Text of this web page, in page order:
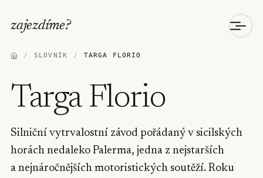
zajezdíme?
/ SLOVNÍK / TARGA FLORIO
Targa Florio
Silniční vytrvalostní závod pořádaný v sicilských
horách nedaleko Palerma, jedna z nejstarších
a nejnáročnějších motoristických soutěží. Roku